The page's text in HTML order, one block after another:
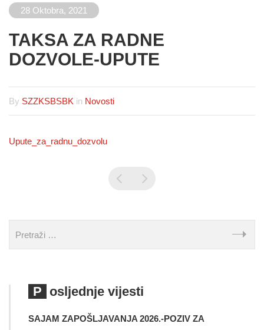
28 Oktobra, 2021
TAKSA ZA RADNE
DOZVOLE-UPUTE
By SZZKSBSBK in Novosti
Upute_za_radnu_dozvolu
Posljednje vijesti
SAJAM ZAPOŠLJAVANJA 2026.-POZIV ZA